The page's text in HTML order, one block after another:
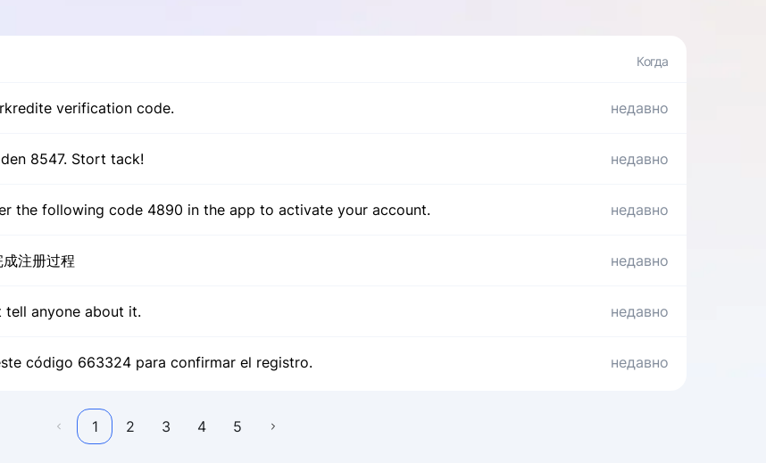
недавно
verification code.
недавно
8547. Stort tack!
недавно
the following code 4890 in the app to activate your account.
недавно
注册过程
недавно
tell anyone about it.
недавно
código 663324 para confirmar el registro.
1 2 3 4 5